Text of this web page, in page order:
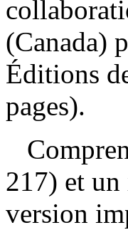
(Canada)
Éditions
pages).
217) et
version